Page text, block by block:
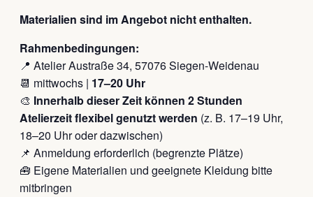
Materialien sind im Angebot nicht enthalten.
Rahmenbedingungen:
📍 Atelier Austraße 34, 57076 Siegen-Weidenau
📆 mittwochs | 17–20 Uhr
🎨 Innerhalb dieser Zeit können 2 Stunden
Atelierzeit flexibel genutzt werden (z. B. 17–19 Uhr,
18–20 Uhr oder dazwischen)
📌 Anmeldung erforderlich (begrenzte Plätze)
🧰 Eigene Materialien und geeignete Kleidung bitte
mitbringen